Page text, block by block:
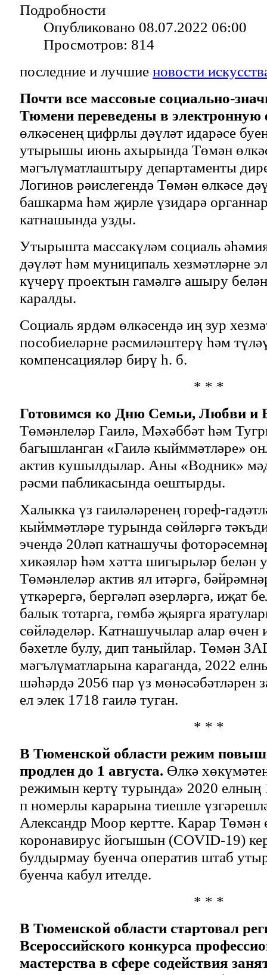
Подробности
Опубликовано 08.07.2022 06:00
Просмотров: 814
последние и лучшие новости
Почти все массовые социально-
Тюмени переведены в электронную
өлкәсенең цифрлы дәүләт идарәсе
утырышы июнь ахырында Төмән
мәгълүматлаштыру департаменты
Логинов рәислегендә Төмән өлкәсе
башкарма һәм җирле үзидарә
катнашында узды.
Утырышта массакүләм социаль
дәүләт һәм муниципаль хезмәтләрне
күчерү проектын гамәлгә ашыру
каралды.
Социаль ярдәм өлкәсендә иң зур
пособиеләрне рәсмиләштерү һәм
компенсацияләр бирү һ. б.
* * *
Готовимся ко Дню Семьи, Любви и
Төмәнлеләр Гаилә, Мәхәббәт һәм
багышланган «Гаилә кыйммәтләре»
актив кушылдылар. Аны «Водник»
рәсми пабликасында оештырды.
Халыкка үз гаиләләренең гореф-
кыйммәтләре турында сөйләргә
эчендә 20ләп катнашучы
хикәяләр һәм хәтта шигырьләр белән
Төмәнлеләр актив ял итәргә,
үткәрергә, бергәләп әзерләргә, иҗат
балык тотарга, гөмбә җыярга
сөйләделәр. Катнашучылар алар өчен
бәхетле булу, дип таныйлар. Төмән
мәгълүматларына караганда, 2022
шәһәрдә 2056 пар үз мөнәсәбәтләрен
ел элек 1718 гаилә туган.
* * *
В Тюменской области режим
продлен до 1 августа. Өлкә
режимын кертү турында» 2020 елның
п номерлы карарына тиешле
Александр Моор кертте. Карар Төмән
коронавирус йогышын (COVID-19)
булдырмау буенча оператив штаб
буенча кабул ителде.
* * *
В Тюменской области стартовал
Всероссийского конкурса
мастерства в сфере содействия